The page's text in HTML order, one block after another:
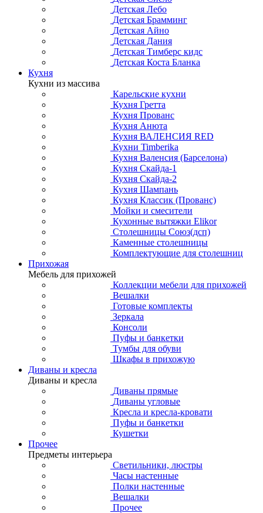
Детская Лебо
Детская Брамминг
Детская Айно
Детская Дания
Детская Тимберс кидс
Детская Коста Бланка
Кухня
Кухни из массива
Карельские кухни
Кухня Гретта
Кухня Прованс
Кухня Анюта
Кухня ВАЛЕНСИЯ RED
Кухни Timberika
Кухня Валенсия (Барселона)
Кухня Скайда-1
Кухня Скайда-2
Кухня Шампань
Кухня Классик (Прованс)
Мойки и смесители
Кухонные вытяжки Elikor
Столешницы Союз(дсп)
Каменные столешницы
Комплектующие для столешниц
Прихожая
Мебель для прихожей
Коллекции мебели для прихожей
Вешалки
Готовые комплекты
Зеркала
Консоли
Пуфы и банкетки
Тумбы для обуви
Шкафы в прихожую
Диваны и кресла
Диваны и кресла
Диваны прямые
Диваны угловые
Кресла и кресла-кровати
Пуфы и банкетки
Кушетки
Прочее
Предметы интерьера
Светильники, люстры
Часы настенные
Полки настенные
Вешалки
Прочее